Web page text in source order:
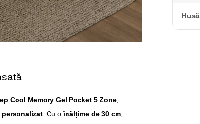
Cool Memory Gel Pocket 5 Zone
. Cu oînălțime de 30 cm